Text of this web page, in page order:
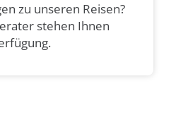
zu unseren Reisen?
stehen Ihnen